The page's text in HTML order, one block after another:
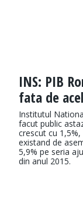
INS: PIB
fata de
Institutul
facut public
crescut cu
existand de
5,9% pe seria
din anul 2015.